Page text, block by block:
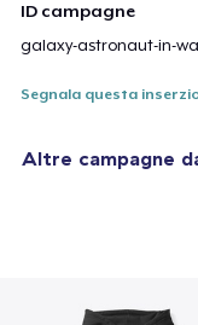
ID campagne
galaxy-astronaut-in-
Segnala questa
Altre campagne